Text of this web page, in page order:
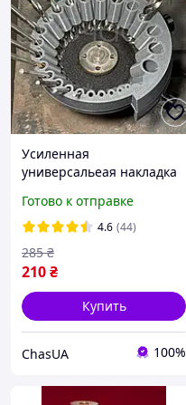
Усиленная
универсальеая накладка
сверл 2-13.5 мм /
Приспособление для
затачивания сверл
Готово к отправке
4.6 (44)
210₴
285 ₴
Купить
ChasUA 100%